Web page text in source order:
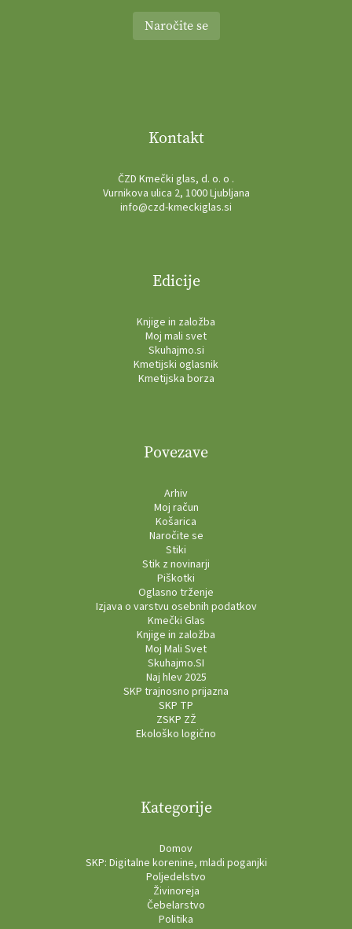
Naročite se
Kontakt
ČZD Kmečki glas, d. o. o .
Vurnikova ulica 2, 1000 Ljubljana
info@czd-kmeckiglas.si
Edicije
Knjige in založba
Moj mali svet
Skuhajmo.si
Kmetijski oglasnik
Kmetijska borza
Povezave
Arhiv
Moj račun
Košarica
Naročite se
Stiki
Stik z novinarji
Piškotki
Oglasno trženje
Izjava o varstvu osebnih podatkov
Kmečki Glas
Knjige in založba
Moj Mali Svet
Skuhajmo.SI
Naj hlev 2025
SKP trajnosno prijazna
SKP TP
ZSKP ZŽ
Ekološko logično
Kategorije
Domov
SKP: Digitalne korenine, mladi poganjki
Poljedelstvo
Živinoreja
Čebelarstvo
Politika